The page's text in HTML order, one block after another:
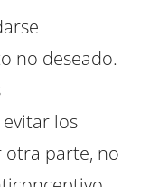
no deseado.
evitar los
otra parte, no